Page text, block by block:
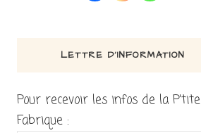
LETTRE D’INFORMATION
Pour recevoir les infos de la P'tite
Fabrique :